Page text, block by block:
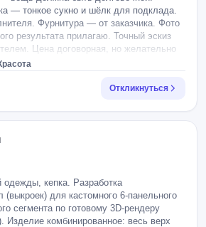
— тонкое сукно и шёлк для подклада.
Фурнитура — от заказчика. Фото
результата прилагаю. Точный эскиз
Цена договорная, но желательно
Откликнуться
кепка. Разработка
для кастомного 6-панельного
сегмента по готовому 3D-рендеру
Изделие комбинированное: весь верх